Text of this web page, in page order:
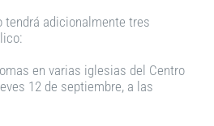
tendrá adicionalmente tres
en varias iglesias del Centro
12 de septiembre, a las